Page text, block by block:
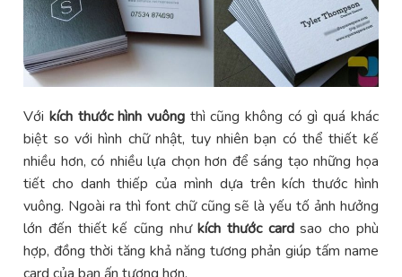
Với kích thước hình vuôngthì cũng không có gì quá khác
biệt so với hình chữ nhật, tuy nhiên bạn có thể thiết kế
nhiều hơn, có nhiều lựa chọn hơn để sáng tạo những họa
tiết cho danh thiếp của mình dựa trên kích thước hình
vuông. Ngoài ra thì font chữ cũng sẽ là yếu tố ảnh hưởng
lớn đến thiết kế cũng nhưkích thước cardsao cho phù
hợp, đồng thời tăng khả năng tương phản giúp tấm name